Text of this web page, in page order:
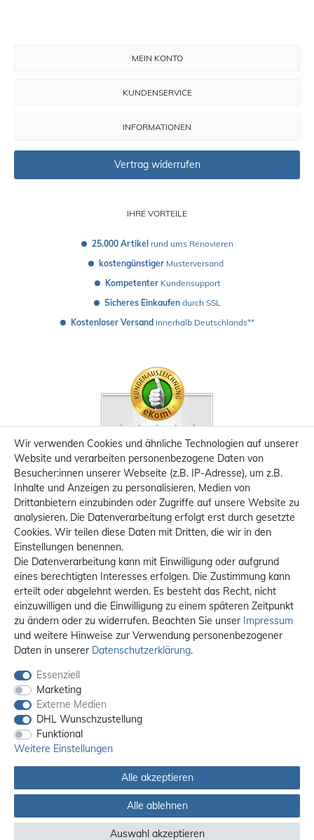
IHRE VORTEILE
25.000 Artikel rund ums Renovieren
kostengünstiger Musterversand
Kompetenter Kundensupport
Sicheres Einkaufen durch SSL
Kostenloser Versand innerhalb Deutschlands**
MEIN KONTO
KUNDENSERVICE
INFORMATIONEN
Vertrag widerrufen
Versandkosten in andere Länder finden Siehier
© 2012 - 2026 orex.de / powered bycreateyourtemplate
Wir verwenden Cookies und ähnliche Technologien auf unserer
Website und verarbeiten personenbezogene Daten von
Besucher:innen unserer Webseite (z.B. IP-Adresse), um z.B.
Inhalte und Anzeigen zu personalisieren, Medien von
Drittanbietern einzubinden oder Zugriffe auf unsere Website zu
analysieren. Die Datenverarbeitung erfolgt erst durch gesetzte
Cookies. Wir teilen diese Daten mit Dritten, die wir in den
Einstellungen benennen.
Die Datenverarbeitung kann mit Einwilligung oder aufgrund
eines berechtigten Interesses erfolgen. Die Zustimmung kann
erteilt oder abgelehnt werden. Es besteht das Recht, nicht
einzuwilligen und die Einwilligung zu einem späteren Zeitpunkt
zu ändern oder zu widerrufen. Beachten Sie unser Impressum
und weitere Hinweise zur Verwendung personenbezogener
Daten in unserer Daten­schutz­erklärung.
Essenziell
Marketing
Externe Medien
DHL Wunschzustellung
Funktional
Weitere Einstellungen
Alle akzeptieren
Alle ablehnen
Auswahl akzeptieren